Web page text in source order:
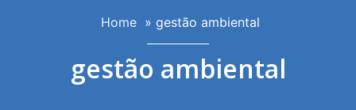
Home » gestão ambiental
gestão ambiental